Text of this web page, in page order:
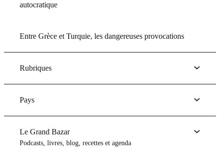
autocratique
Entre Grèce et Turquie, les dangereuses provocations
Rubriques
Pays
Le Grand Bazar
Podcasts, livres, blog, recettes et agenda